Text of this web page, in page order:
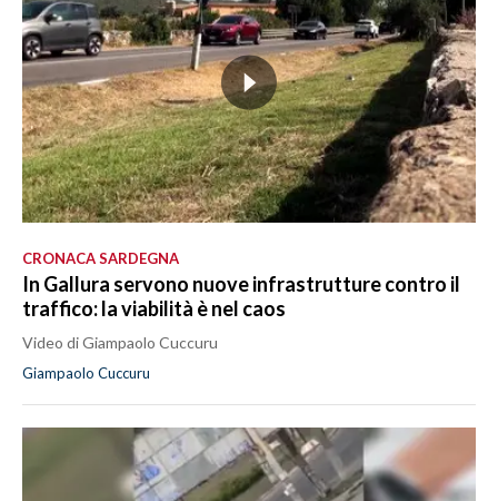
CRONACA SARDEGNA
In Gallura servono nuove infrastrutture contro il
traffico: la viabilità è nel caos
Video di Giampaolo Cuccuru
Giampaolo Cuccuru